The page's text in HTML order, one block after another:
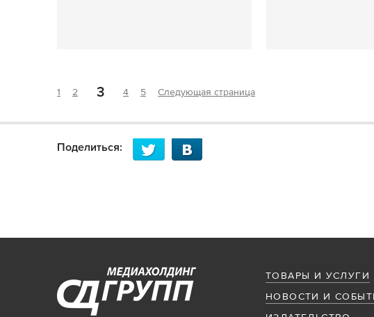
1 2 3 4 5 Следующая страница
Поделиться:
ТОВАРЫ И УСЛУГИ
НОВОСТИ И